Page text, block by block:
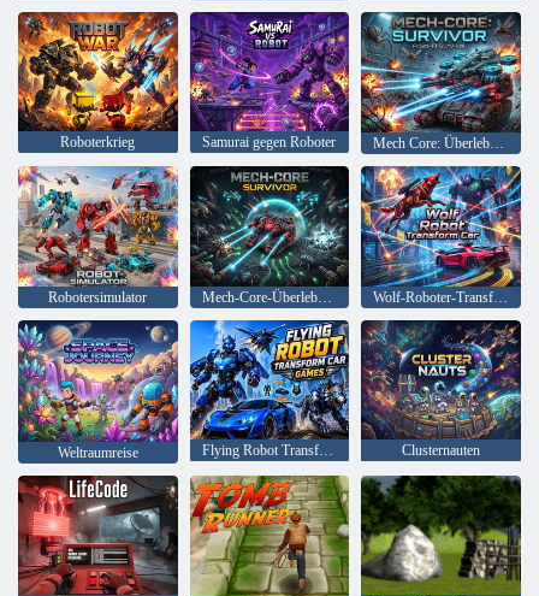
Roboterkrieg Samurai gegen Roboter Mech Core: Überlebender
Robotersimulator Mech-Core-Überlebender Wolf-Roboter-Transformationsauto
Weltraumreise Flying Robot Transform Car-Spiele Clusternauten